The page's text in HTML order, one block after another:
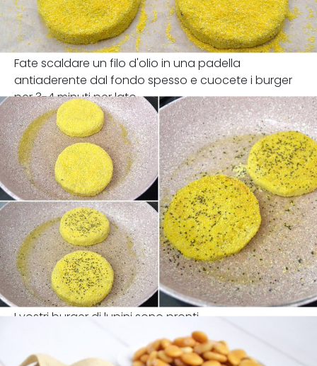
Fate scaldare un filo d'olio in una padella
antiaderente dal fondo spesso e cuocete i burger
per 3-4 minuti per lato.
I vostri burger di lupini sono pronti.